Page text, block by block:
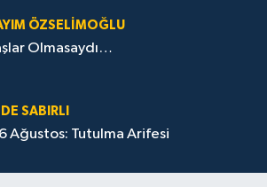
ÖZSELİMOĞLU
Olmasaydı…
SABIRLI
Ağustos: Tutulma Arifesi